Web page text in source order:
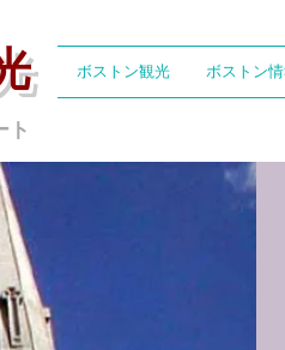
ボストン観光 ボストン
ト